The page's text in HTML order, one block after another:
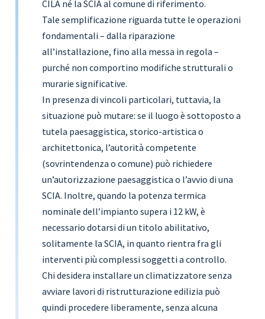
CILA né la SCIA al comune di riferimento.
Tale semplificazione riguarda tutte le operazioni
fondamentali – dalla riparazione
all’installazione, fino alla messa in regola –
purché non comportino modifiche strutturali o
murarie significative.
In presenza di vincoli particolari, tuttavia, la
situazione può mutare: se il luogo è sottoposto a
tutela paesaggistica, storico-artistica o
architettonica, l’autorità competente
(sovrintendenza o comune) può richiedere
un’autorizzazione paesaggistica o l’avvio di una
SCIA. Inoltre, quando la potenza termica
nominale dell’impianto supera i 12 kW, è
necessario dotarsi di un titolo abilitativo,
solitamente la SCIA, in quanto rientra fra gli
interventi più complessi soggetti a controllo.
Chi desidera installare un climatizzatore senza
avviare lavori di ristrutturazione edilizia può
quindi procedere liberamente, senza alcuna